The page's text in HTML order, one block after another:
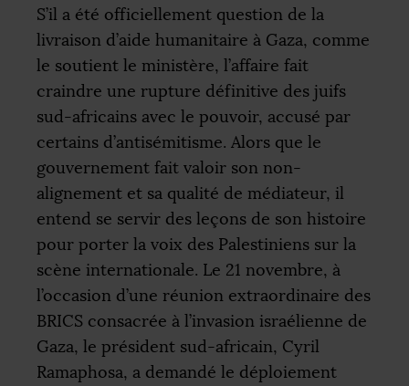
S’il a été officiellement question de la
livraison d’aide humanitaire à Gaza, comme
le soutient le ministère, l’affaire fait
craindre une rupture définitive des juifs
sud-africains avec le pouvoir, accusé par
certains d’antisémitisme. Alors que le
gouvernement fait valoir son non-
alignement et sa qualité de médiateur, il
entend se servir des leçons de son histoire
pour porter la voix des Palestiniens sur la
scène internationale. Le 21 novembre, à
l’occasion d’une réunion extraordinaire des
BRICS consacrée à l’invasion israélienne de
Gaza, le président sud-africain, Cyril
Ramaphosa, a demandé le déploiement